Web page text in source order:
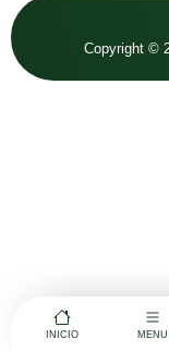
INICIO MENU
Copyright ©